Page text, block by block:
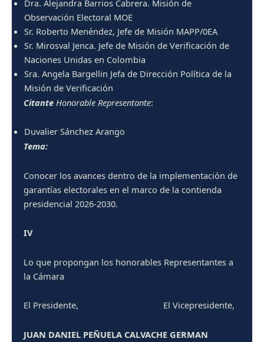
Dra. Alejandra Barrios Cabrera. Misión de
Observación Electoral MOE
Sr. Roberto Menéndez, Jefe de Misión MAPP/0EA
Sr. Mirosval Jenca. Jefe de Misión de Verificación de
Naciones Unidas en Colombia
Sra. Angela Bargellin Jefa de Dirección Política de la
Misión de Verificación
Citante Honorable Representante:
Duvalier Sánchez Arango
Tema:
Conocer los avances dentro de la implementación de
garantías electorales en el marco de la contienda
presidencial 2026-2030.
IV
Lo que propongan los honorables Representantes a
la Cámara
El Presidente, El Vicepresidente,
JUAN DANIEL PEÑUELA CALVACHE GERMAN